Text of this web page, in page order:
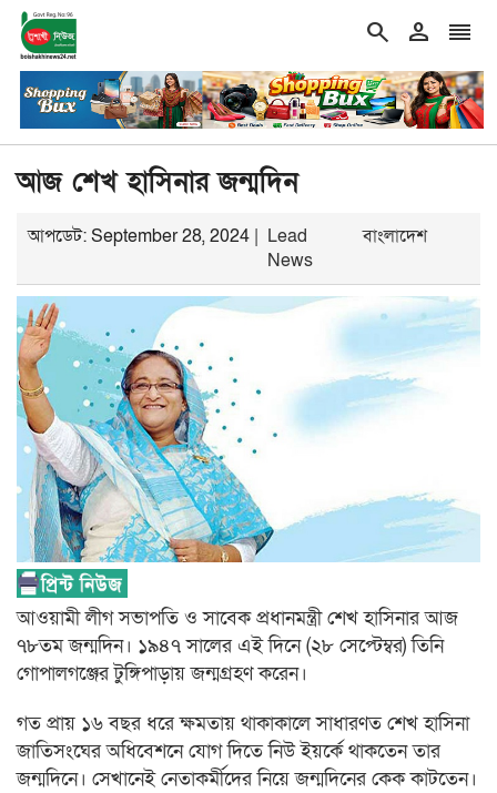
search person reorder
শিরোনাম
না পারলে সরকার যেন ক্ষমতায় থাকার স্বপ্ন না দেখে: নাহিদ
আজ শেখ হাসিনার জন্মদিন
আপডেট: September 28, 2024 | Lead
News
বাংলাদেশ
আওয়ামী লীগ সভাপতি ও সাবেক প্রধানমন্ত্রী শেখ হাসিনার আজ
৭৮তম জন্মদিন। ১৯৪৭ সালের এই দিনে (২৮ সেপ্টেম্বর) তিনি
গোপালগঞ্জের টুঙ্গিপাড়ায় জন্মগ্রহণ করেন।
গত প্রায় ১৬ বছর ধরে ক্ষমতায় থাকাকালে সাধারণত শেখ হাসিনা
জাতিসংঘের অধিবেশনে যোগ দিতে নিউ ইয়র্কে থাকতেন তার
জন্মদিনে। সেখানেই নেতাকর্মীদের নিয়ে জন্মদিনের কেক কাটতেন।